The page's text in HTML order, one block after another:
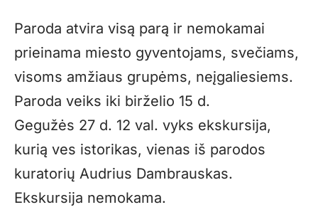
Paroda atvira visą parą ir nemokamai
prieinama miesto gyventojams, svečiams,
visoms amžiaus grupėms, neįgaliesiems.
Paroda veiks iki birželio 15 d.
Gegužės 27 d. 12 val. vyks ekskursija,
kurią ves istorikas, vienas iš parodos
kuratorių Audrius Dambrauskas.
Ekskursija nemokama.